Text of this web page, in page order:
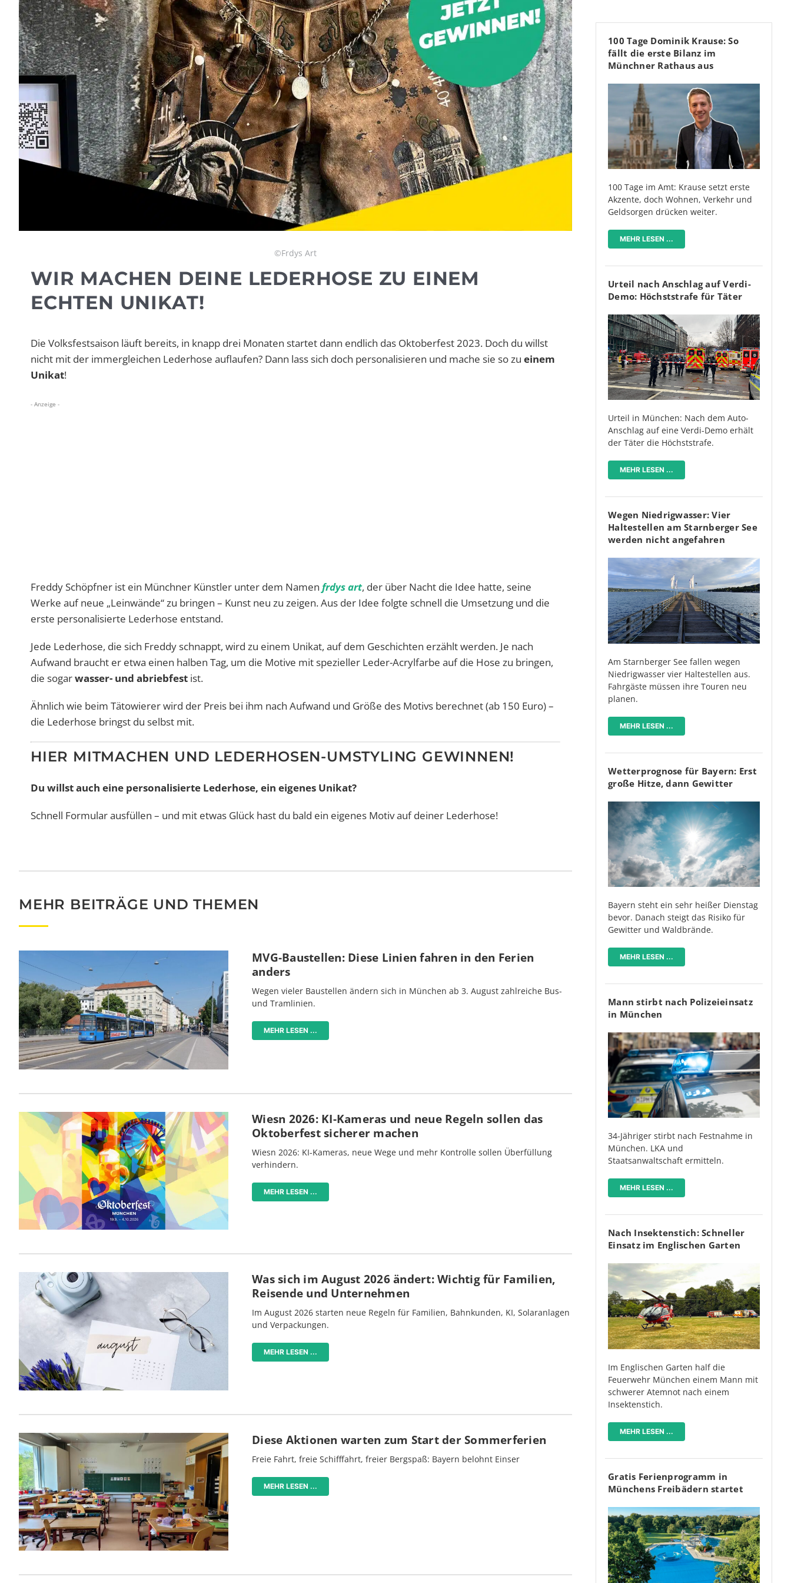
©Frdys Art
WIR MACHEN DEINE LEDERHOSE ZU EINEM
ECHTEN UNIKAT!
Die Volksfestsaison läuft bereits, in knapp drei Monaten startet dann endlich das Oktoberfest 2023. Doch du willst
nicht mit der immergleichen Lederhose auflaufen? Dann lass sich doch personalisieren und mache sie so zu einem
Unikat!
- Anzeige -
Freddy Schöpfner ist ein Münchner Künstler unter dem Namen frdys art, der über Nacht die Idee hatte, seine
Werke auf neue „Leinwände“ zu bringen – Kunst neu zu zeigen. Aus der Idee folgte schnell die Umsetzung und die
erste personalisierte Lederhose entstand.
Jede Lederhose, die sich Freddy schnappt, wird zu einem Unikat, auf dem Geschichten erzählt werden. Je nach
Aufwand braucht er etwa einen halben Tag, um die Motive mit spezieller Leder-Acrylfarbe auf die Hose zu bringen,
die sogarwasser- und abriebfest ist.
Ähnlich wie beim Tätowierer wird der Preis bei ihm nach Aufwand und Größe des Motivs berechnet (ab 150 Euro) –
die Lederhose bringst du selbst mit.
HIER MITMACHEN UND LEDERHOSEN-UMSTYLING GEWINNEN!
Du willst auch eine personalisierte Lederhose, ein eigenes Unikat?
Schnell Formular ausfüllen – und mit etwas Glück hast du bald ein eigenes Motiv auf deiner Lederhose!
MEHR BEITRÄGE UND THEMEN
MVG-Baustellen: Diese Linien fahren in den Ferien
anders
Wegen vieler Baustellen ändern sich in München ab 3. August zahlreiche Bus-
und Tramlinien.
MEHR LESEN ...
Wiesn 2026: KI-Kameras und neue Regeln sollen das
Oktoberfest sicherer machen
Wiesn 2026: KI-Kameras, neue Wege und mehr Kontrolle sollen Überfüllung
verhindern.
MEHR LESEN ...
Was sich im August 2026 ändert: Wichtig für Familien,
Reisende und Unternehmen
Im August 2026 starten neue Regeln für Familien, Bahnkunden, KI, Solaranlagen
und Verpackungen.
MEHR LESEN ...
Diese Aktionen warten zum Start der Sommerferien
Freie Fahrt, freie Schifffahrt, freier Bergspaß: Bayern belohnt Einser
MEHR LESEN ...
100 Tage Dominik Krause: So
fällt die erste Bilanz im
Münchner Rathaus aus
100 Tage im Amt: Krause setzt erste
Akzente, doch Wohnen, Verkehr und
Geldsorgen drücken weiter.
MEHR LESEN ...
Urteil nach Anschlag auf Verdi-
Demo: Höchststrafe für Täter
Urteil in München: Nach dem Auto-
Anschlag auf eine Verdi-Demo erhält
der Täter die Höchststrafe.
MEHR LESEN ...
Wegen Niedrigwasser: Vier
Haltestellen am Starnberger See
werden nicht angefahren
Am Starnberger See fallen wegen
Niedrigwasser vier Haltestellen aus.
Fahrgäste müssen ihre Touren neu
planen.
MEHR LESEN ...
Wetterprognose für Bayern: Erst
große Hitze, dann Gewitter
Bayern steht ein sehr heißer Dienstag
bevor. Danach steigt das Risiko für
Gewitter und Waldbrände.
MEHR LESEN ...
Mann stirbt nach Polizeieinsatz
in München
34-Jähriger stirbt nach Festnahme in
München. LKA und
Staatsanwaltschaft ermitteln.
MEHR LESEN ...
Nach Insektenstich: Schneller
Einsatz im Englischen Garten
Im Englischen Garten half die
Feuerwehr München einem Mann mit
schwerer Atemnot nach einem
Insektenstich.
MEHR LESEN ...
Gratis Ferienprogramm in
Münchens Freibädern startet